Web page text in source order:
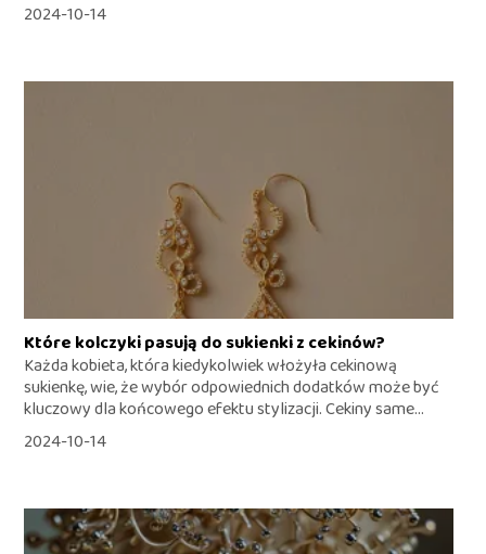
2024-10-14
Które kolczyki pasują do sukienki z cekinów?
Każda kobieta, która kiedykolwiek włożyła cekinową
sukienkę, wie, że wybór odpowiednich dodatków może być
kluczowy dla końcowego efektu stylizacji. Cekiny same...
2024-10-14